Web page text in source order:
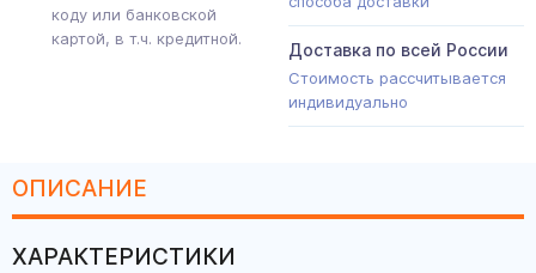
коду или банковской
картой, в т.ч. кредитной.
Доставка по всей России
Стоимость рассчитывается
индивидуально
ОПИСАНИЕ
ХАРАКТЕРИСТИКИ